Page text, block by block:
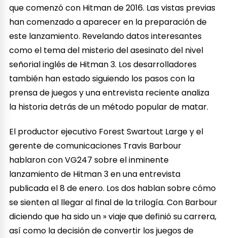
que comenzó con Hitman de 2016. Las vistas previas
han comenzado a aparecer en la preparación de
este lanzamiento. Revelando datos interesantes
como el tema del misterio del asesinato del nivel
señorial inglés de Hitman 3. Los desarrolladores
también han estado siguiendo los pasos con la
prensa de juegos y una entrevista reciente analiza
la historia detrás de un método popular de matar.
El productor ejecutivo Forest Swartout Large y el
gerente de comunicaciones Travis Barbour
hablaron con VG247 sobre el inminente
lanzamiento de Hitman 3 en una entrevista
publicada el 8 de enero. Los dos hablan sobre cómo
se sienten al llegar al final de la trilogía. Con Barbour
diciendo que ha sido un » viaje que definió su carrera,
así como la decisión de convertir los juegos de